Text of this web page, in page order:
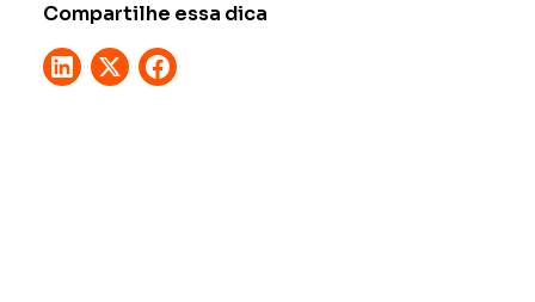
Compartilhe essa dica